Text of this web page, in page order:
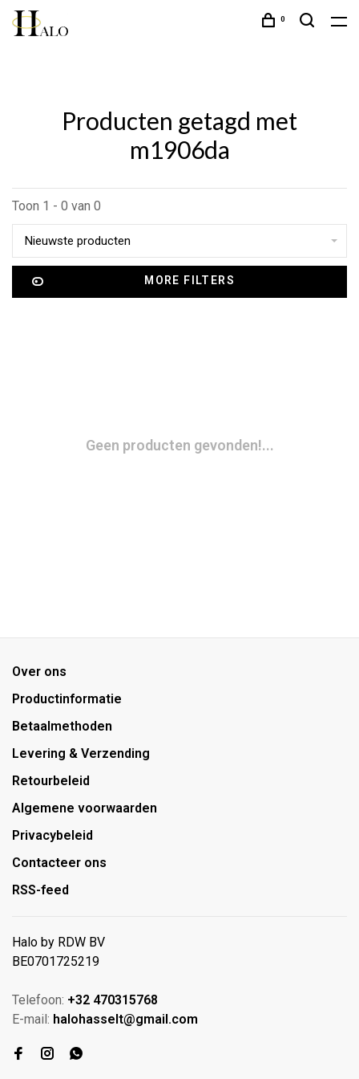
0
Producten getagd met
m1906da
Toon 1 - 0 van 0
Nieuwste producten
MORE FILTERS
Geen producten gevonden!...
Over ons
Productinformatie
Betaalmethoden
Levering & Verzending
Retourbeleid
Algemene voorwaarden
Privacybeleid
Contacteer ons
RSS-feed
Halo by RDW BV
BE0701725219
Telefoon: +32 470315768
E-mail: halohasselt@gmail.com